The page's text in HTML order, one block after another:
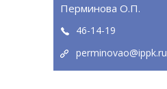
Перминова О.П.
46-14-19
perminovao@ippk.ru